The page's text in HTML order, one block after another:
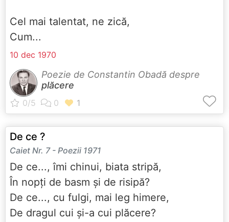
Cel mai talentat, ne zică,
Cum...
10 dec 1970
Poezie de Constantin Obadă despre
plăcere
De ce ?
Caiet Nr. 7 - Poezii 1971
De ce..., îmi chinui, biata stripă,
În nopți de basm și de risipă?
De ce..., cu fulgi, mai leg himere,
De dragul cui și-a cui plăcere?